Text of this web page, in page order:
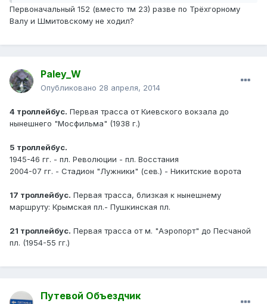
Первоначальный 152 (вместо тм 23) разве по Трёхгорному
Валу и Шмитовскому не ходил?
Paley_W
Опубликовано 28 апреля, 2014
4 троллейбус. Первая трасса от Киевского вокзала до
нынешнего "Мосфильма" (1938 г.)
5 троллейбус.
1945-46 гг. - пл. Революции - пл. Восстания
2004-07 гг. - Стадион "Лужники" (сев.) - Никитские ворота
17 троллейбус. Первая трасса, близкая к нынешнему
маршруту: Крымская пл.- Пушкинская пл.
21 троллейбус. Первая трасса от м. "Аэропорт" до Песчаной
пл. (1954-55 гг.)
Путевой Объездчик